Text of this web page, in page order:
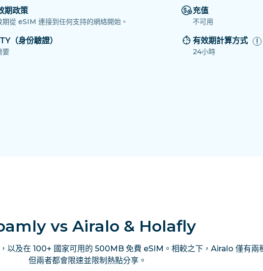
期政策
期從 eSIM 連接到任何支持的網絡開始。
（身份驗證）
要
充值
不可用
有效期計算方式
24小時
vs Airalo & Holafly
以及在 100+ 國家可用的 500MB 免費 eSIM。相較之下，Airalo 僅有兩
但兩者都會限速並限制熱點分享。